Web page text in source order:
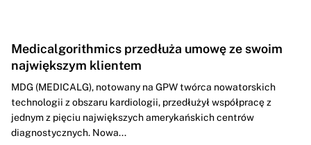
Medicalgorithmics przedłuża umowę ze swoim
największym klientem
MDG (MEDICALG), notowany na GPW twórca nowatorskich
technologii z obszaru kardiologii, przedłużył współpracę z
jednym z pięciu największych amerykańskich centrów
diagnostycznych. Nowa...